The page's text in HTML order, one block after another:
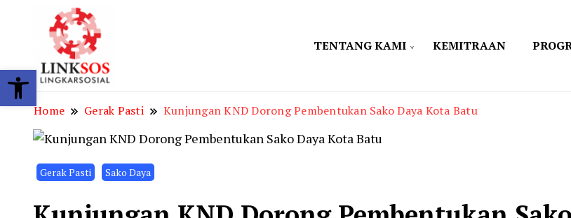
Open toolbar
TENTANG KAMI KEMITRAAN
Home Gerak Pasti Kunjungan KND Dorong Pembentukan Sako Daya Kota Batu
Gerak Pasti Sako Daya